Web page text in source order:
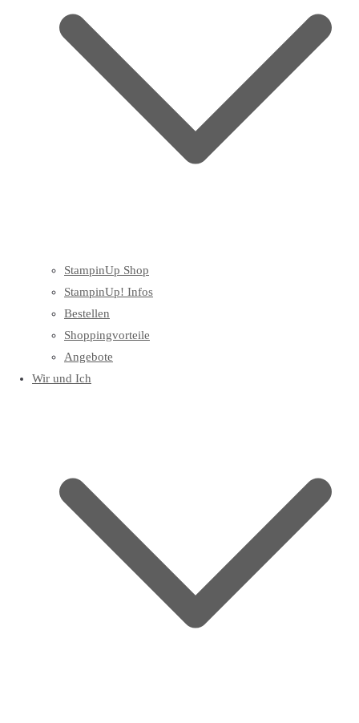
StampinUp Shop
StampinUp! Infos
Bestellen
Shoppingvorteile
Angebote
Wir und Ich